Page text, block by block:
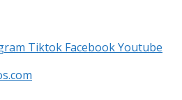
Tiktok FacebookYoutube